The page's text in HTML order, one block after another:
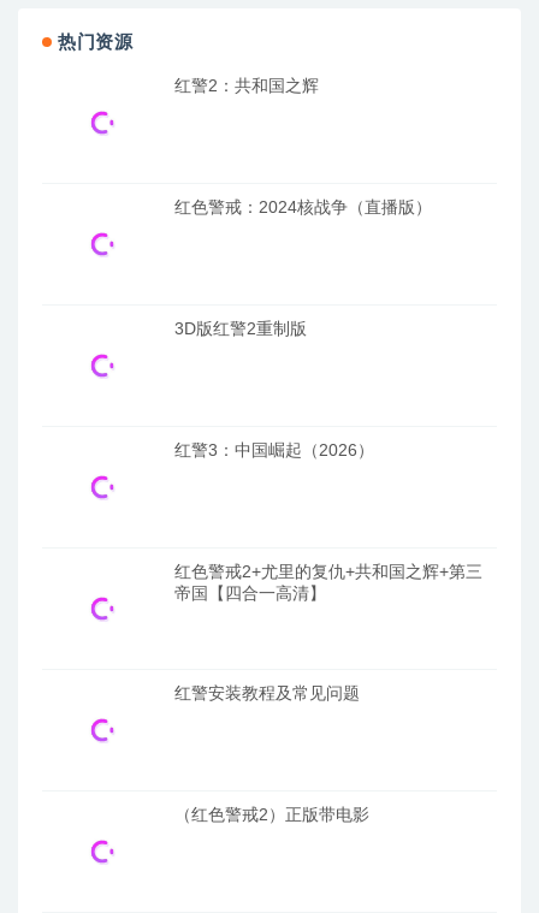
热门资源
红警2：共和国之辉
红色警戒：2024核战争（直播版）
3D版红警2重制版
红警3：中国崛起（2026）
红色警戒2+尤里的复仇+共和国之辉+第三
帝国【四合一高清】
红警安装教程及常见问题
（红色警戒2）正版带电影